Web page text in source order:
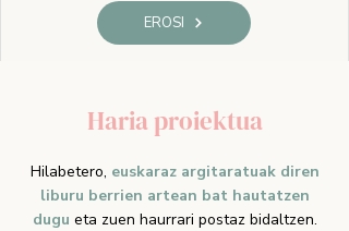
EROSI
Haria proiektua
Hilabetero, euskaraz argitaratuak diren
liburu berrien artean bat hautatzen
dugu eta zuen haurrari postaz bidaltzen.